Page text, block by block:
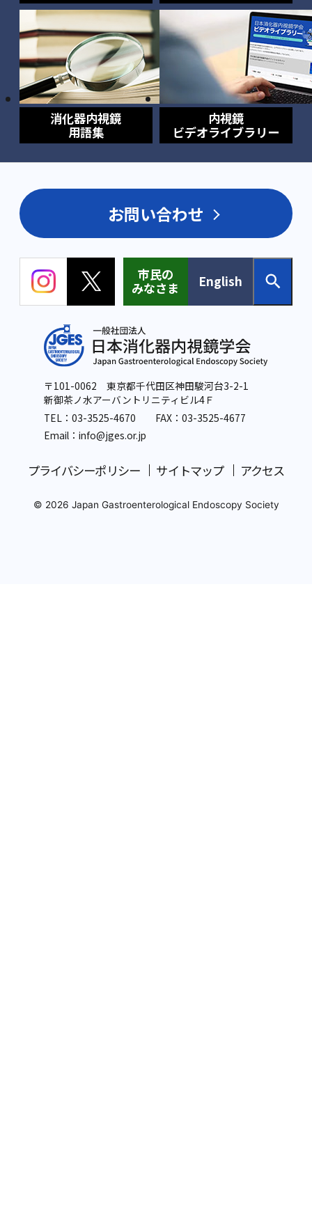
消化器内視鏡
用語集
内視鏡
ビデオライブラリー
お問い合わせ
市民の
みなさま
English
〒101-0062 東京都千代田区神田駿河台3-2-1
新御茶ノ水アーバントリニティビル4Ｆ
TEL：03-3525-4670 FAX：03-3525-4677
Email：info@jges.or.jp
プライバシーポリシー サイトマップ アクセス
© 2026 Japan Gastroenterological Endoscopy Society